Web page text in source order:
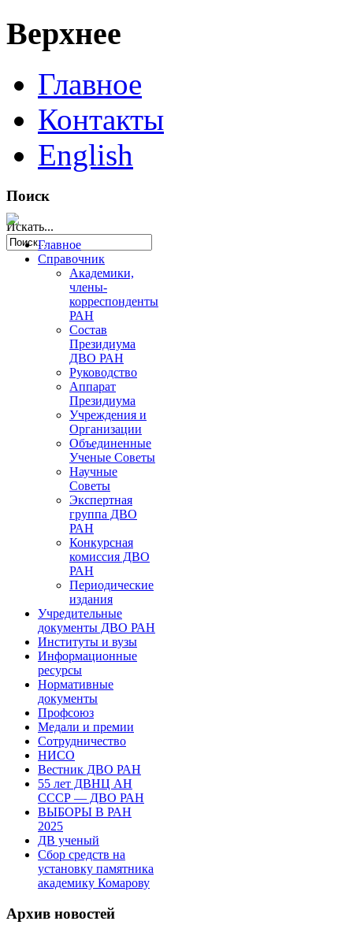
Верхнее
Главное
Контакты
English
Поиск
Искать...
Главное
Справочник
Академики,
члены-
корреспонденты
РАН
Состав
Президиума
ДВО РАН
Руководство
Аппарат
Президиума
Учреждения и
Организации
Объединенные
Ученые Советы
Научные
Советы
Экспертная
группа ДВО
РАН
Конкурсная
комиссия ДВО
РАН
Периодические
издания
Учредительные
документы ДВО РАН
Институты и вузы
Информационные
ресурсы
Нормативные
документы
Профсоюз
Медали и премии
Сотрудничество
НИСО
Вестник ДВО РАН
55 лет ДВНЦ АН
СССР — ДВО РАН
ВЫБОРЫ В РАН
2025
ДВ ученый
Сбор средств на
установку памятника
академику Комарову
Архив новостей